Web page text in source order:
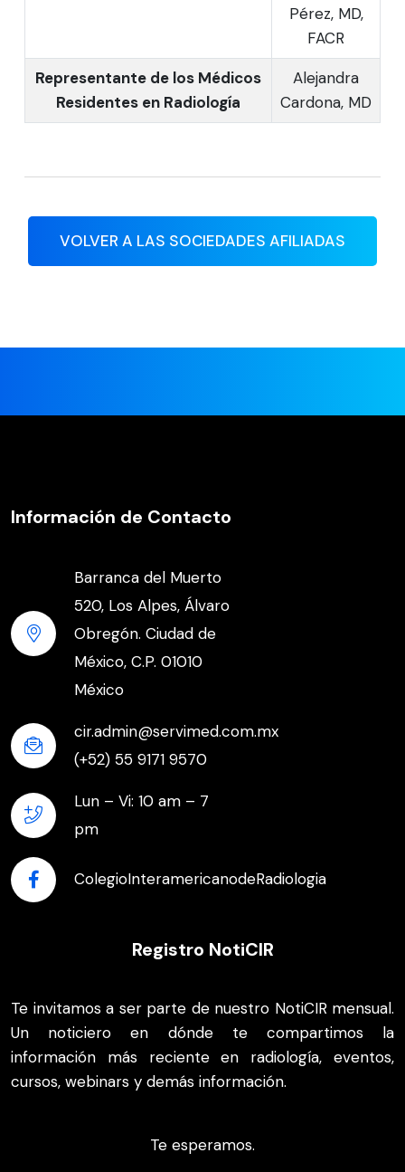
Pérez, MD,
FACR
Representante de los Médicos
Residentes en Radiología
Alejandra
Cardona, MD
VOLVER A LAS SOCIEDADES AFILIADAS
Información de Contacto
Barranca del Muerto
520, Los Alpes, Álvaro
Obregón. Ciudad de
México, C.P. 01010
México
cir.admin@servimed.com.mx
(+52) 55 9171 9570
Lun – Vi: 10 am – 7
pm
ColegioInteramericanodeRadiologia
Registro NotiCIR
Te invitamos a ser parte de nuestro NotiCIR mensual.
Un noticiero en dónde te compartimos la
información más reciente en radiología, eventos,
cursos, webinars y demás información.
Te esperamos.